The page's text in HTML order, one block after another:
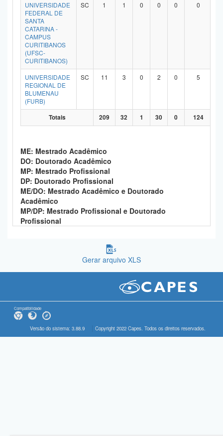
UNIVERSIDADE
FEDERAL DE
SANTA
CATARINA -
CAMPUS
CURITIBANOS
(UFSC-
CURITIBANOS)
SC 1 1 0 0 0 0
UNIVERSIDADE
REGIONAL DE
BLUMENAU
(FURB)
SC 11 3 0 2 0 5
Totais 209 32 1 30 0 124
ME: Mestrado Acadêmico
DO: Doutorado Acadêmico
MP: Mestrado Profissional
DP: Doutorado Profissional
ME/DO: Mestrado Acadêmico e Doutorado
Acadêmico
MP/DP: Mestrado Profissional e Doutorado
Profissional
Gerar arquivo XLS
Compatibilidade
Versão do sistema: 3.88.9 Copyright 2022 Capes. Todos os direitos reservados.